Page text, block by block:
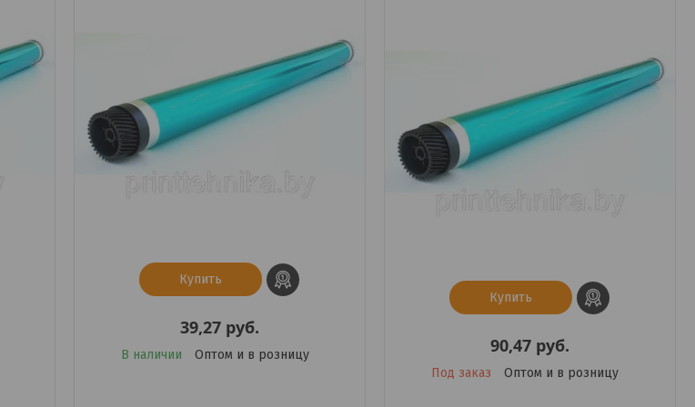
Купить
39,27 руб.
В наличии Оптом и в розницу
Купить
90,47 руб.
Под заказ Оптом и в розницу